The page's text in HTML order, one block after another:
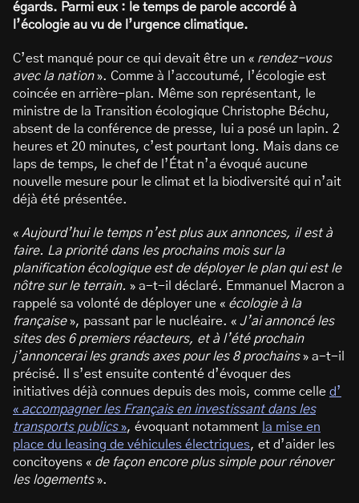
égards. Parmi eux : le temps de parole accordé à
l’écologie au vu de l’urgence climatique.
C’est manqué pour ce qui devait être un « rendez-vous
avec la nation». Comme à l’accoutumé, l’écologie est
coincée en arrière-plan. Même son représentant, le
ministre de la Transition écologique Christophe Béchu,
absent de la conférence de presse, lui a posé un lapin. 2
heures et 20 minutes, c’est pourtant long. Mais dans ce
laps de temps, le chef de l’État n’a évoqué aucune
nouvelle mesure pour le climat et la biodiversité qui n’ait
déjà été présentée.
« Aujourd’hui le temps n’est plus aux annonces, il est à
faire. La priorité dans les prochains mois sur la
planification écologique est de déployer le plan qui est le
nôtre sur le terrain. » a-t-il déclaré. Emmanuel Macron a
rappelé sa volonté de déployer une « écologie à la
française», passant par le nucléaire. « J’ai annoncé les
sites des 6 premiers réacteurs, et à l’été prochain
j’annoncerai les grands axes pour les 8 prochains» a-t-il
précisé. Il s’est ensuite contenté d’évoquer des
initiatives déjà connues depuis des mois, comme celle d’
« accompagner les Français en investissant dans les
transports publics», évoquant notamment la mise en
place du leasing de véhicules électriques, et d’aider les
concitoyens « de façon encore plus simple pour rénover
les logements».